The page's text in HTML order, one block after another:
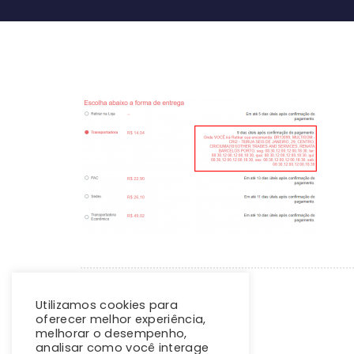
Utilizamos cookies para
oferecer melhor experiência,
melhorar o desempenho,
analisar como você interage